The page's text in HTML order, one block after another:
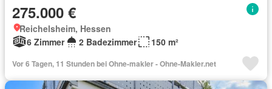
275.000 €
Reichelsheim, Hessen
6 Zimmer
2 Badezimmer 150 m²
Vor 6 Tagen, 11 Stunden bei Ohne-makler - Ohne-Makler.net